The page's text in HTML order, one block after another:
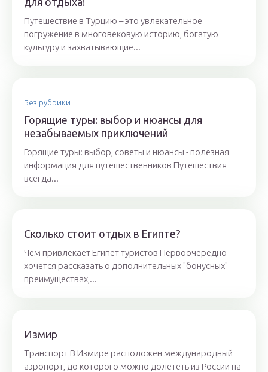
Путешествие в Турцию – это увлекательное
погружение в многовековую историю, богатую
культуру и захватывающие...
Без рубрики
Горящие туры: выбор и нюансы для
незабываемых приключений
Горящие туры: выбор, советы и нюансы - полезная
информация для путешественников Путешествия
всегда...
Сколько стоит отдых в Египте?
Чем привлекает Египет туристов Первоочередно
хочется рассказать о дополнительных "бонусных"
преимуществах,...
Измир
Транспорт В Измире расположен международный
аэропорт, до которого можно долететь из России на